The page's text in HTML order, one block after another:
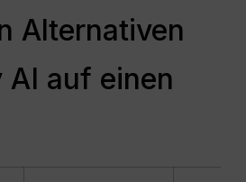
Alternativen
AI auf einen